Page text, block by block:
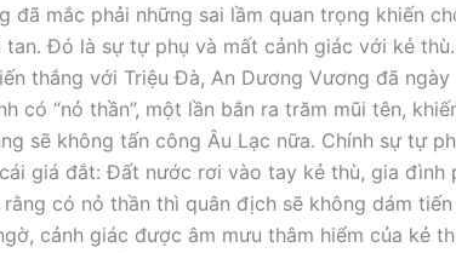
đã mắc phải những sai lầm quan trọng khiến
Đó là sự tự phụ và mất cảnh giác với kẻ
thắng với Triệu Đà, An Dương Vương đã ngày
có “nỏ thần”, một lần bắn ra trăm mũi tên,
sẽ không tấn công Âu Lạc nữa. Chính sự tự
giá đắt: Đất nước rơi vào tay kẻ thù, gia đình
có nỏ thần thì quân địch sẽ không dám
cảnh giác được âm mưu thâm hiểm của kẻ